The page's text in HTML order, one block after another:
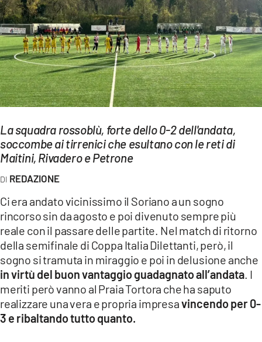
EVENTI
SPORT
Streaming
LAC TV
LAC ONAIR
LaC
Network
LACPLAY.IT
LACTV.IT
LACONAIR.IT
LACITYMAG.IT
ILREGGINO.IT
La squadra rossoblù, forte dello 0-2 dell'andata,
soccombe ai tirrenici che esultano con le reti di
Maitini, Rivadero e Petrone
REDAZIONE
Ci era andato vicinissimo il Soriano a un sogno
rincorso sin da agosto e poi divenuto sempre più
reale con il passare delle partite. Nel match di ritorno
della semifinale di Coppa Italia Dilettanti, però, il
sogno si tramuta in miraggio e poi in delusione anche
in virtù del buon vantaggio guadagnato all’andata . I
meriti però vanno al Praia Tortora che ha saputo
realizzare una vera e propria impresavincendo per 0-
3 e ribaltando tutto quanto.